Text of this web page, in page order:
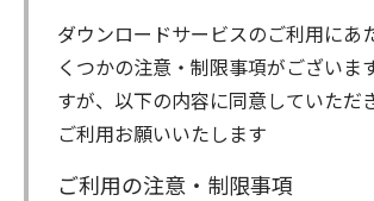
ダウンロードサービスのご利用にあ
くつかの注意・制限事項がございま
すが、以下の内容に同意していただ
ご利用お願いいたします
ご利用の注意・制限事項